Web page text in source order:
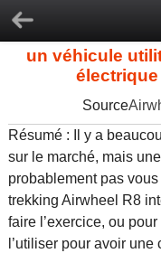
un véhicule
Source
Résumé : Il y a
sur le marché, mais
probablement pas
trekking Airwheel R8
faire l’exercice, ou
l’utiliser pour avoir